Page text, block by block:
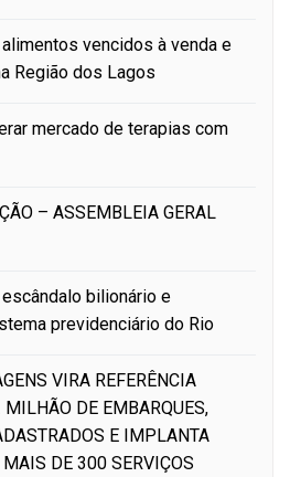
vencidos à venda e
Região dos Lagos
mercado de terapias com
– ASSEMBLEIA GERAL
bilionário e
previdenciário do Rio
VIRA REFERÊNCIA
DE EMBARQUES,
E IMPLANTA
DE 300 SERVIÇOS